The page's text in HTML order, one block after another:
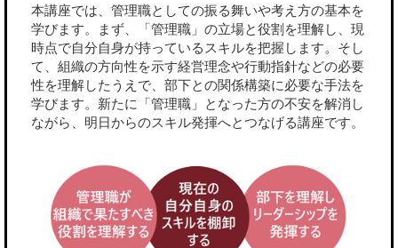
本講座では、管理職としての振る舞いや考え方の基本を
学びます。まず、「管理職」の立場と役割を理解し、現
時点で自分自身が持っているスキルを把握します。そし
て、組織の方向性を示す経営理念や行動指針などの必要
性を理解したうえで、部下との関係構築に必要な手法を
学びます。新たに「管理職」となった方の不安を解消し
ながら、明日からのスキル発揮へとつなげる講座です。